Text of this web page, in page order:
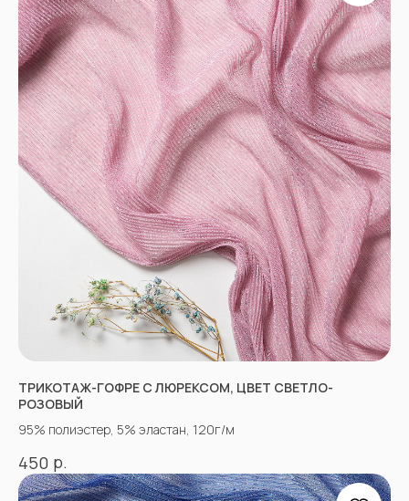
ТРИКОТАЖ-ГОФРЕ С ЛЮРЕКСОМ, ЦВЕТ СВЕТЛО-
РОЗОВЫЙ
95% полиэстер, 5% эластан, 120г/м
450 р.
+7
НЕ НАШЛИ НУЖНУЮ
ТКАНЬ? ОСТАЛИСЬ
ВОПРОСЫ?
Заполните форму, и наши менеджеры
помогут вам с выбором и ответят на все
вопросы.